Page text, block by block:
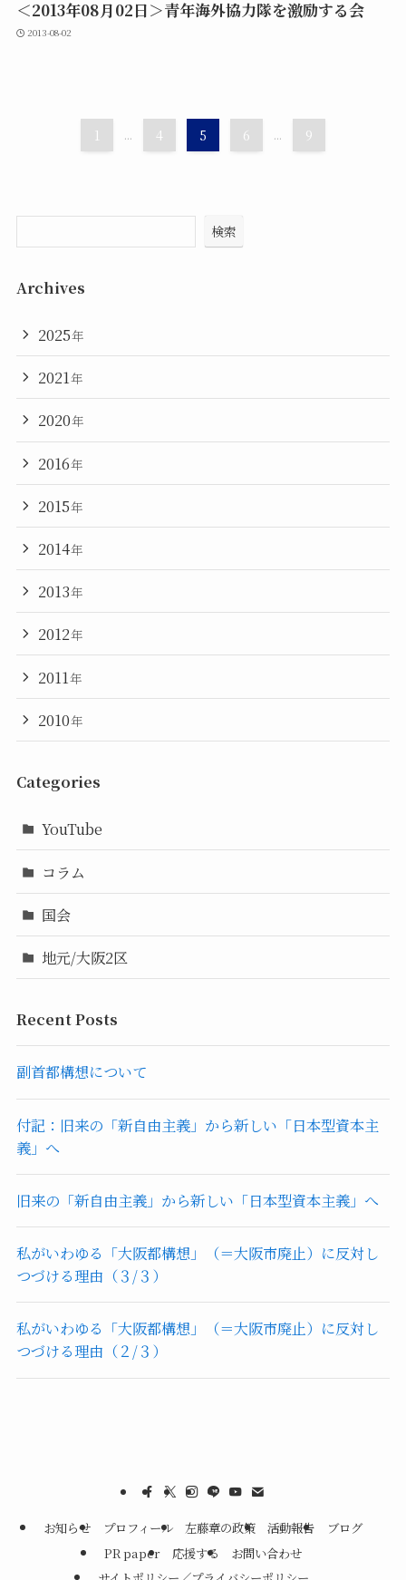
＜2013年08月02日＞青年海外協力隊を激励する会
2013-08-02
1 ... 4 5 6 ... 9
検索
Archives
2025年
2021年
2020年
2016年
2015年
2014年
2013年
2012年
2011年
2010年
Categories
YouTube
コラム
国会
地元/大阪2区
Recent Posts
副首都構想について
付記：旧来の「新自由主義」から新しい「日本型資本主
義」へ
旧来の「新自由主義」から新しい「日本型資本主義」へ
私がいわゆる「大阪都構想」（＝大阪市廃止）に反対し
つづける理由（３/３）
私がいわゆる「大阪都構想」（＝大阪市廃止）に反対し
つづける理由（２/３）
お知らせ プロフィール 左藤章の政策 活動報告
ブログ
PR paper
応援する
お問い合わせ